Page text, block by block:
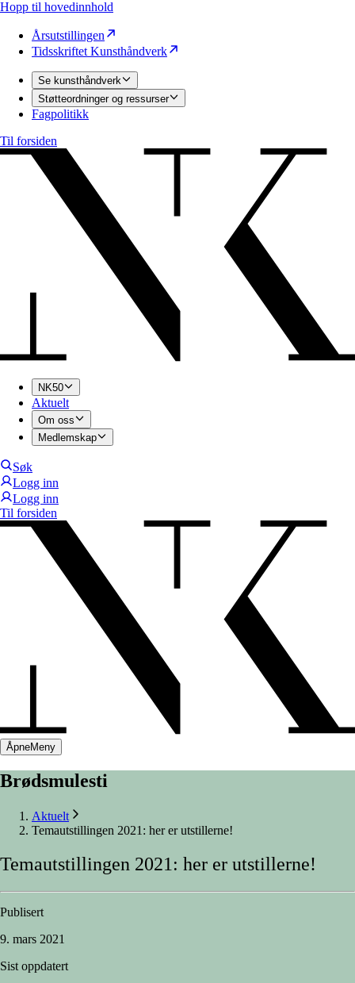
Hopp til hovedinnhold
Årsutstillingen
Tidsskriftet Kunsthåndverk
Se kunsthåndverk
Støtteordninger og ressurser
Fagpolitikk
Til forsiden
NK50
Aktuelt
Om oss
Medlemskap
Søk
Logg inn
Logg inn
Til forsiden
ÅpneMeny
Brødsmulesti
Aktuelt
Temautstillingen 2021: her er utstillerne!
Temautstillingen 2021: her er utstillerne!
Publisert
9. mars 2021
Sist oppdatert